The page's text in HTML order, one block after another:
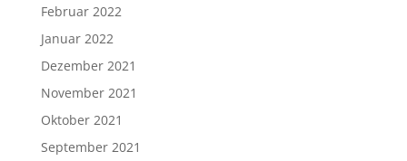
Februar 2022
Januar 2022
Dezember 2021
November 2021
Oktober 2021
September 2021